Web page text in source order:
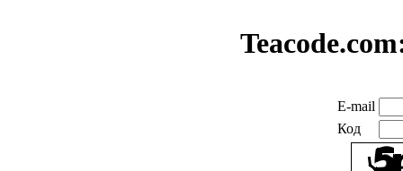
E-mail
Код